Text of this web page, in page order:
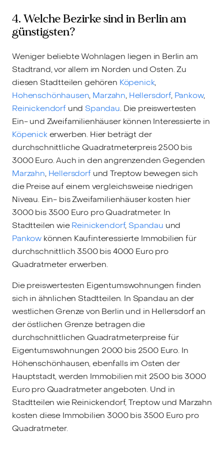
4. Welche Bezirke sind in Berlin am
günstigsten?
Weniger beliebte Wohnlagen liegen in Berlin am
Stadtrand, vor allem im Norden und Osten. Zu
diesen Stadtteilen gehören Köpenick,
Hohenschönhausen, Marzahn, Hellersdorf, Pankow,
Reinickendorfund Spandau. Die preiswertesten
Ein- und Zweifamilienhäuser können Interessierte in
Köpenickerwerben. Hier beträgt der
durchschnittliche Quadratmeterpreis 2500 bis
3000 Euro. Auch in den angrenzenden Gegenden
Marzahn, Hellersdorfund Treptow bewegen sich
die Preise auf einem vergleichsweise niedrigen
Niveau. Ein- bis Zweifamilienhäuser kosten hier
3000 bis 3500 Euro pro Quadratmeter. In
Stadtteilen wieReinickendorf, Spandau und
Pankow können Kaufinteressierte Immobilien für
durchschnittlich 3500 bis 4000 Euro pro
Quadratmeter erwerben.
Die preiswertesten Eigentumswohnungen finden
sich in ähnlichen Stadtteilen. In Spandau an der
westlichen Grenze von Berlin und in Hellersdorf an
der östlichen Grenze betragen die
durchschnittlichen Quadratmeterpreise für
Eigentumswohnungen 2000 bis 2500 Euro. In
Höhenschönhausen, ebenfalls im Osten der
Hauptstadt, werden Immobilien mit 2500 bis 3000
Euro pro Quadratmeter angeboten. Und in
Stadtteilen wie Reinickendorf, Treptow und Marzahn
kosten diese Immobilien 3000 bis 3500 Euro pro
Quadratmeter.